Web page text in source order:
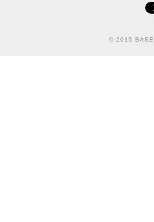
© 2015 BASE.